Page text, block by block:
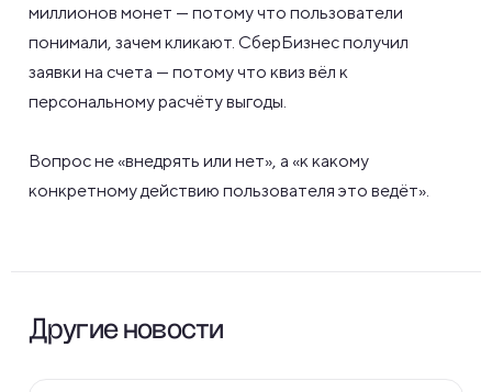
миллионов монет — потому что пользователи
понимали, зачем кликают. СберБизнес получил
заявки на счета — потому что квиз вёл к
персональному расчёту выгоды.
Вопрос не «внедрять или нет», а «к какому
конкретному действию пользователя это ведёт».
Другие новости